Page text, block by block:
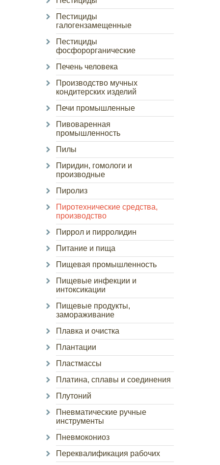
Пестициды
галогензамещенные
Пестициды
фосфорорганические
Печень человека
Производство мучных
кондитерских изделий
Печи промышленные
Пивоваренная
промышленность
Пилы
Пиридин, гомологи и
производные
Пиролиз
Пиротехнические средства,
производство
Пиррол и пирролидин
Питание и пища
Пищевая промышленность
Пищевые инфекции и
интоксикации
Пищевые продукты,
замораживание
Плавка и очистка
Плантации
Пластмассы
Платина, сплавы и соединения
Плутоний
Пневматические ручные
инструменты
Пневмокониоз
Переквалификация рабочих